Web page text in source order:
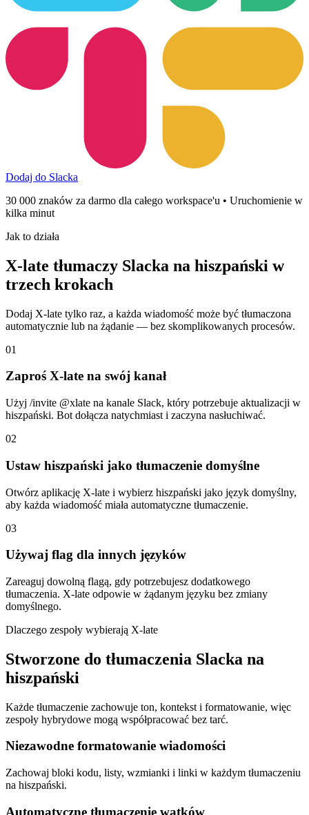
Dodaj do Slacka
30 000 znaków za darmo dla całego workspace'u • Uruchomienie w
kilka minut
Jak to działa
X-late tłumaczy Slacka na hiszpański w
trzech krokach
Dodaj X-late tylko raz, a każda wiadomość może być tłumaczona
automatycznie lub na żądanie — bez skomplikowanych procesów.
01
Zaproś X-late na swój kanał
Użyj /invite @xlate na kanale Slack, który potrzebuje aktualizacji w
hiszpański. Bot dołącza natychmiast i zaczyna nasłuchiwać.
02
Ustaw hiszpański jako tłumaczenie domyślne
Otwórz aplikację X-late i wybierz hiszpański jako język domyślny,
aby każda wiadomość miała automatyczne tłumaczenie.
03
Używaj flag dla innych języków
Zareaguj dowolną flagą, gdy potrzebujesz dodatkowego
tłumaczenia. X-late odpowie w żądanym języku bez zmiany
domyślnego.
Dlaczego zespoły wybierają X-late
Stworzone do tłumaczenia Slacka na
hiszpański
Każde tłumaczenie zachowuje ton, kontekst i formatowanie, więc
zespoły hybrydowe mogą współpracować bez tarć.
Niezawodne formatowanie wiadomości
Zachowaj bloki kodu, listy, wzmianki i linki w każdym tłumaczeniu
na hiszpański.
Automatyczne tłumaczenie wątków